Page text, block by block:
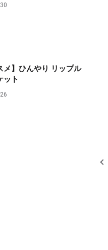
メ】ひんやり リップル
ット